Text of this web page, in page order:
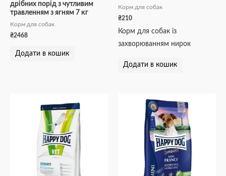
дрібних порід з чутливим
травленням з ягням 7 кг
Корм для собак
₴2468
Додати в кошик
Корм для собак
₴210
Корм для собак із
захворюванням нирок
Додати в кошик